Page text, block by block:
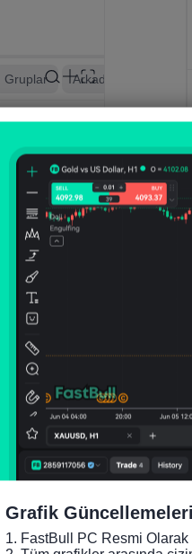
Grafik Güncellemeleri
1. FastBull PC Resmi Olarak